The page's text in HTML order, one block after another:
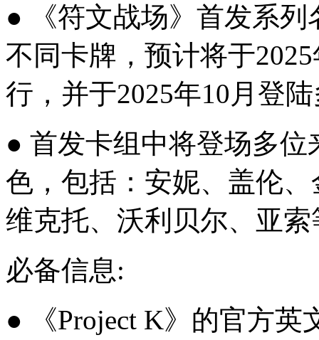
● 《符文战场》首发系列
不同卡牌，预计将于
行，并于2025年10月登
● 首发卡组中将登场多
色，包括：安妮、盖伦
维克托、沃利贝尔、亚索
必备信息:
● 《Project K》的官方英